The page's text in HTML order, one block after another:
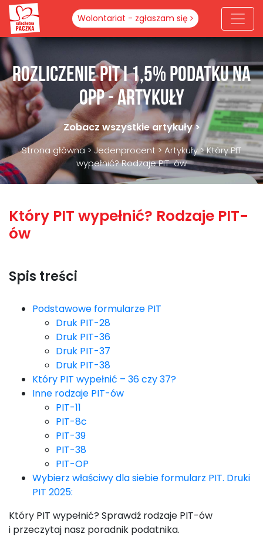
Wolontariat - zgłaszam się
Rozliczenie PIT i 1,5% podatku na
OPP - artykuły
Zobacz wszystkie artykuły >
Strona główna>Jedenprocent > Artykuły>Który PIT
wypełnić? Rodzaje PIT-ów
Który PIT wypełnić? Rodzaje PIT-
ów
Spis treści
Podstawowe formularze PIT
Druk PIT-28
Druk PIT-36
Druk PIT-37
Druk PIT-38
Który PIT wypełnić – 36 czy 37?
Inne rodzaje PIT-ów
PIT-11
PIT-8c
PIT-39
PIT-38
PIT-OP
Wybierz właściwy dla siebie formularz PIT. Druki
PIT 2025:
Który PIT wypełnić? Sprawdź rodzaje PIT-ów
i przeczytaj nasz poradnik podatnika.